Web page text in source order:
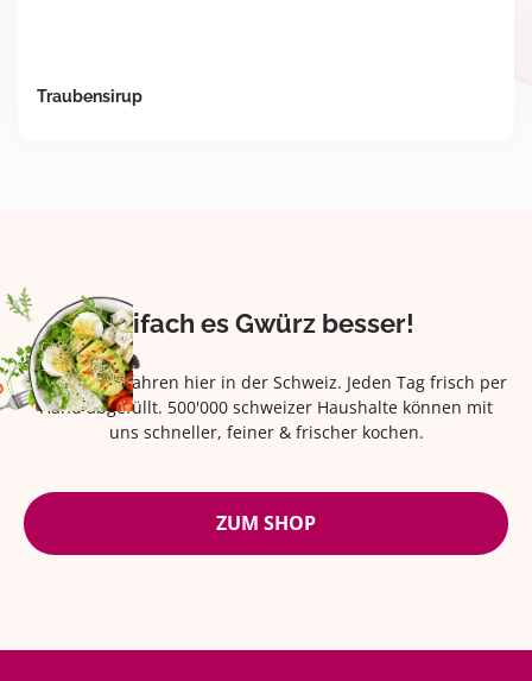
Traubensirup
Eifach es Gwürz besser!
Seit über 42 Jahren hier in der Schweiz. Jeden Tag frisch per
Hand abgefüllt. 500'000 schweizer Haushalte können mit
uns schneller, feiner & frischer kochen.
ZUM SHOP